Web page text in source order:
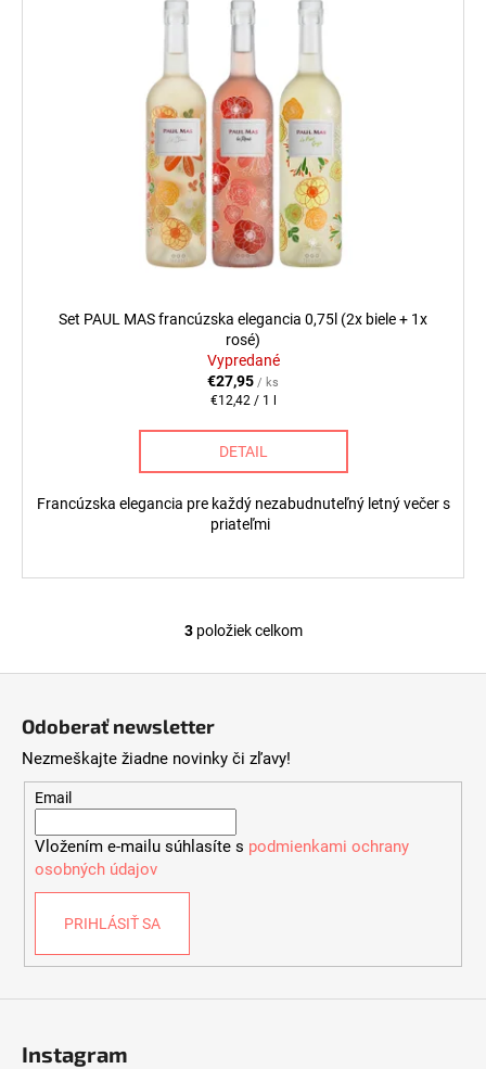
Set PAUL MAS francúzska elegancia 0,75l (2x biele + 1x
rosé)
Vypredané
€27,95 / ks
Jednotková
€12,42 / 1 l
DETAIL
Francúzska elegancia pre každý nezabudnuteľný letný večer s
priateľmi
O
a
c
p
v
ý
3položiek celkom
Odoberať newsletter
Nezmeškajte žiadne novinky či zľavy!
Email
Vložením e-mailu súhlasíte s podmienkami ochrany
osobných údajov
PRIHLÁSIŤ SA
Instagram